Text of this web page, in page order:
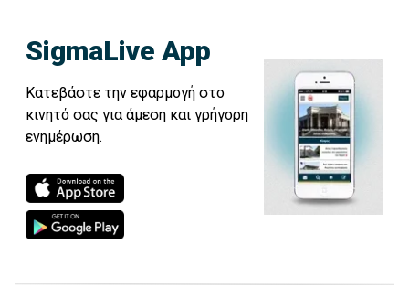
SigmaLive App
Κατεβάστε την εφαρμογή στο
κινητό σας για άμεση και γρήγορη
ενημέρωση.